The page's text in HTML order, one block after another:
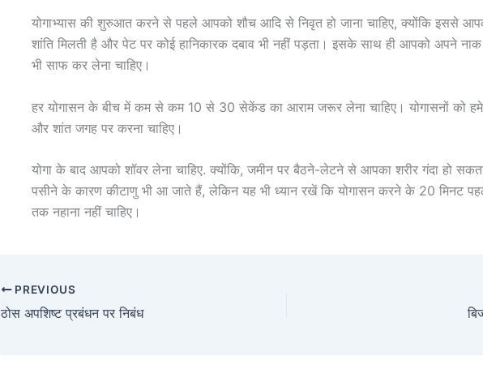
योगाभ्यास की शुरुआत करने से पहले आपको शौच आदि से निवृत हो जाना चाहिए, क्योंकि इससे
शांति मिलती है और पेट पर कोई हानिकारक दबाव भी नहीं पड़ता। इसके साथ ही आपको अपने
भी साफ कर लेना चाहिए।
हर योगासन के बीच में कम से कम 10 से 30 सेकेंड का आराम जरूर लेना चाहिए। योगासनों को
और शांत जगह पर करना चाहिए।
योगा के बाद आपको शॉवर लेना चाहिए. क्योंकि, जमीन पर बैठने-लेटने से आपका शरीर गंदा हो
पसीने के कारण कीटाणु भी आ जाते हैं, लेकिन यह भी ध्यान रखें कि योगासन करने के 20 मिनट
तक नहाना नहीं चाहिए।
PREVIOUS
ठोस अपशिष्ट प्रबंधन पर निबंध